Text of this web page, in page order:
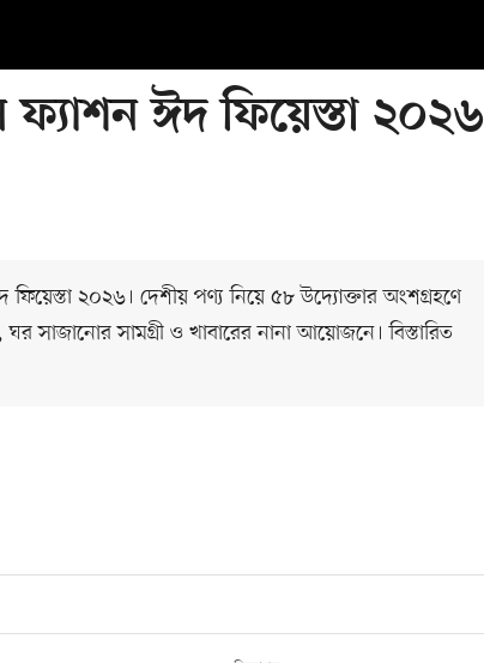
ফ্যাশন ঈদ ফিয়েস্তা ২০২৬
ফিয়েস্তা ২০২৬। দেশীয় পণ্য নিয়ে ৫৮ উদ্যোক্তার অংশগ্রহণে
সাজানোর সামগ্রী ও খাবারের নানা আয়োজনে। বিস্তারিত